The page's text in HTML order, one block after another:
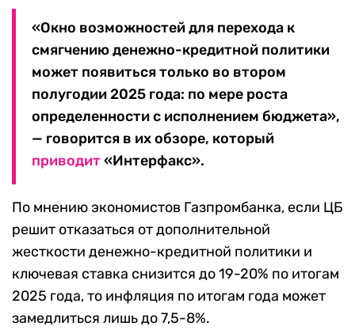
«Окно возможностей для перехода к
смягчению денежно-кредитной политики
может появиться только во втором
полугодии 2025 года: по мере роста
определенности с исполнением бюджета»,
— говорится в их обзоре, который
приводит«Интерфакс».
По мнению экономистов Газпромбанка, если ЦБ
решит отказаться от дополнительной
жесткости денежно-кредитной политики и
ключевая ставка снизится до 19-20% по итогам
2025 года, то инфляция по итогам года может
замедлиться лишь до 7,5-8%.